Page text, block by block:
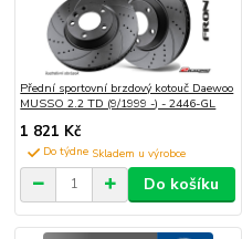
Přední sportovní brzdový kotouč Daewoo
MUSSO 2.2 TD (9/1999 -) - 2446-GL
1 821 Kč
Do týdne
Do košíku